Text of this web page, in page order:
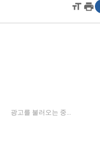
format_sizeprint
광고를 불러오는 중...